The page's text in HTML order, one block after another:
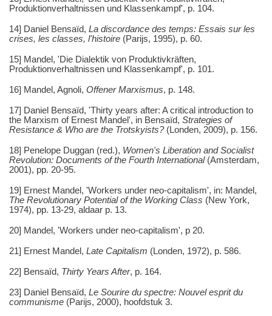
Produktionverhaltnissen und Klassenkampf', p. 104.
14] Daniel Bensaïd, La discordance des temps: Essais sur les
crises, les classes, l'histoire (Parijs, 1995), p. 60.
15] Mandel, 'Die Dialektik von Produktivkräften,
Produktionverhaltnissen und Klassenkampf', p. 101.
16] Mandel, Agnoli, Offener Marxismus, p. 148.
17] Daniel Bensaïd, 'Thirty years after: A critical introduction to
the Marxism of Ernest Mandel', in Bensaïd, Strategies of
Resistance & Who are the Trotskyists?(Londen, 2009), p. 156.
18] Penelope Duggan (red.), Women's Liberation and Socialist
Revolution: Documents of the Fourth International(Amsterdam,
2001), pp. 20-95.
19] Ernest Mandel, 'Workers under neo-capitalism', in: Mandel,
The Revolutionary Potential of the Working Class (New York,
1974), pp. 13-29, aldaar p. 13.
20] Mandel, 'Workers under neo-capitalism', p 20.
21] Ernest Mandel, Late Capitalism (Londen, 1972), p. 586.
22] Bensaïd, Thirty Years After, p. 164.
23] Daniel Bensaïd, Le Sourire du spectre: Nouvel esprit du
communisme (Parijs, 2000), hoofdstuk 3.